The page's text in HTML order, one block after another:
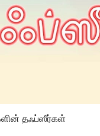
தஃப்ஸீர்கள்